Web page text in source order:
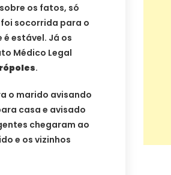
os fatos, só
foi socorrida para o
é estável. Já os
Médico Legal
.
o marido avisando
casa e avisado
chegaram ao
e os vizinhos